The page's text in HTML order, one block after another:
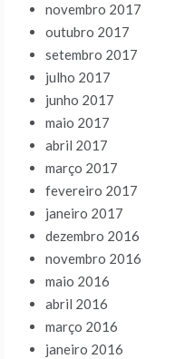
novembro 2017
outubro 2017
setembro 2017
julho 2017
junho 2017
maio 2017
abril 2017
março 2017
fevereiro 2017
janeiro 2017
dezembro 2016
novembro 2016
maio 2016
abril 2016
março 2016
janeiro 2016